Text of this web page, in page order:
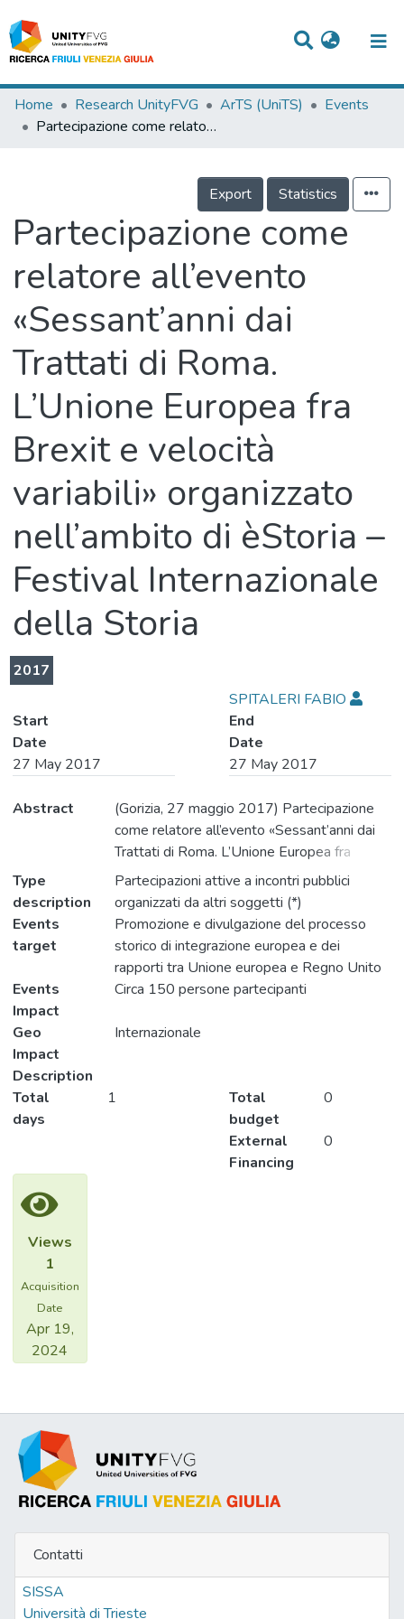
Titles
Departments
Events
Projects
People
Skills
Statistics
Home Research UnityFVG ArTS (UniTS)
Events
Partecipazione come relatore all’evento «Sessant’anni dai Trattati di Roma. L’Unione Europea fra Brexit e velocità variabili» organizzato nell’ambito di èStoria – Festival Internazionale della Storia
Export Statistics
Partecipazione come
relatore all’evento
«Sessant’anni dai
Trattati di Roma.
L’Unione Europea fra
Brexit e velocità
variabili» organizzato
nell’ambito di èStoria –
Festival Internazionale
della Storia
2017
SPITALERI FABIO
Start
Date
27 May 2017
End
Date
27 May 2017
Abstract
(Gorizia, 27 maggio 2017) Partecipazione
come relatore all’evento «Sessant’anni dai
Trattati di Roma. L’Unione Europea fra
Brexit e velocità variabili» organizzato
nell’ambito di èStoria – XIII Festival
Internazionale della Storia
Type
description
Partecipazioni attive a incontri pubblici
organizzati da altri soggetti (*)
Events
target
Promozione e divulgazione del processo
storico di integrazione europea e dei
rapporti tra Unione europea e Regno Unito
Events
Impact
Circa 150 persone partecipanti
Geo
Impact
Description
Internazionale
Total
days
1
Total
budget
0
External
Financing
0
Views
1
Acquisition
Date
Apr 19,
2024
Contatti
SISSA
Università di Trieste